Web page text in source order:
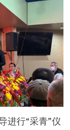
进行“采青”仪